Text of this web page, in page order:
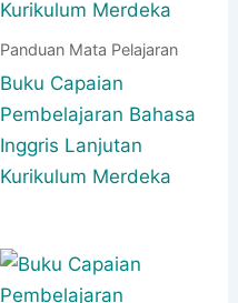
Panduan Mata Pelajaran
Buku Capaian
Pembelajaran Bahasa
Inggris Lanjutan
Kurikulum Merdeka